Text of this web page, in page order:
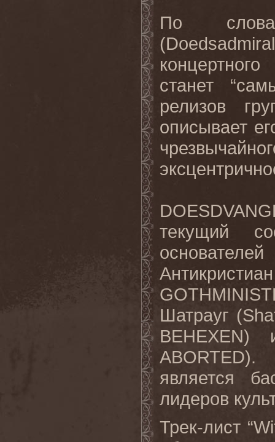
По
станет
релизов
описывает
текущий
Шатрауг
BEHEXEN)
является
лидеров
Трек-лист